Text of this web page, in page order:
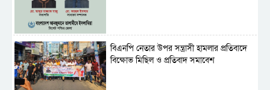
বিএনপি নেতার উপর সন্ত্রাসী হামলার প্রতিবাদে
বিক্ষোভ মিছিল ও প্রতিবাদ সমাবেশ